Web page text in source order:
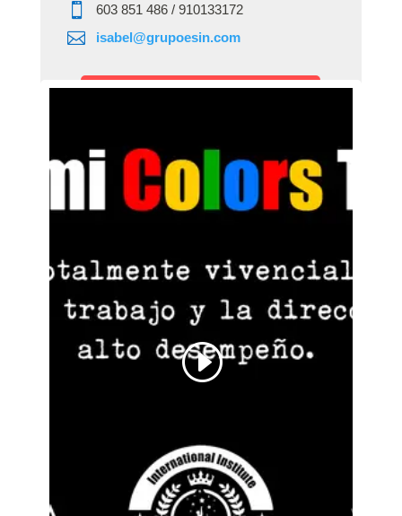
 ‭603 851 486‬ / 910133172
 isabel@grupoesin.com